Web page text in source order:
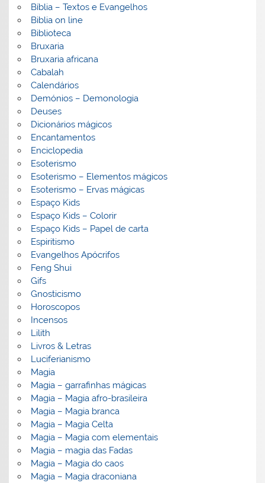
Bíblia – Textos e Evangelhos
Biblia on line
Biblioteca
Bruxaria
Bruxaria africana
Cabalah
Calendários
Demónios – Demonologia
Deuses
Dicionários mágicos
Encantamentos
Enciclopedia
Esoterismo
Esoterismo – Elementos mágicos
Esoterismo – Ervas mágicas
Espaço Kids
Espaço Kids – Colorir
Espaço Kids – Papel de carta
Espiritismo
Evangelhos Apócrifos
Feng Shui
Gifs
Gnosticismo
Horoscopos
Incensos
Lilith
Livros & Letras
Luciferianismo
Magia
Magia – garrafinhas mágicas
Magia – Magia afro-brasileira
Magia – Magia branca
Magia – Magia Celta
Magia – Magia com elementais
Magia – magia das Fadas
Magia – Magia do caos
Magia – Magia draconiana